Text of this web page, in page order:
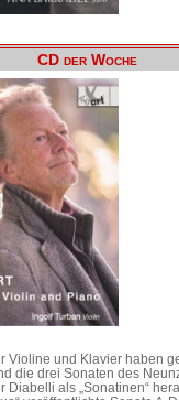
CD der Woche
Violine und Klavier haben
die drei Sonaten des
Diabelli als „Sonatinen“